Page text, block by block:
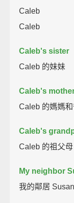
Caleb
Caleb
Caleb's sister
Caleb 的妹妹
Caleb's
Caleb 的媽媽
Caleb's
Caleb 的祖父母
My neighbor
我的鄰居